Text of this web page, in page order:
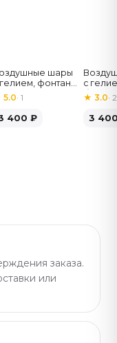
шары или бенто-
подарку.
1360. шары
фонтан,
розовые, 7
5.0·1
400 ₽
с
бело-
★ 3.0· 2
3
заказа.
или